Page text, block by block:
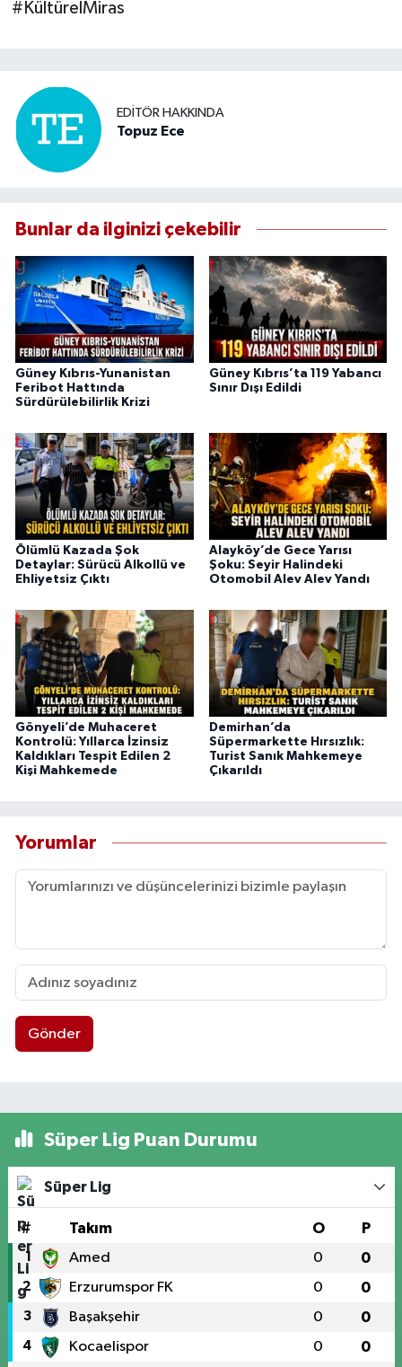
#KültürelMiras
EDITÖR HAKKINDA
Topuz Ece
Bunlar da ilginizi çekebilir
Güney Kıbrıs-Yunanistan
Feribot Hattında
Sürdürülebilirlik Krizi
Güney Kıbrıs’ta 119 Yabancı
Sınır Dışı Edildi
Ölümlü Kazada Şok
Detaylar: Sürücü Alkollü ve
Ehliyetsiz Çıktı
Alayköy’de Gece Yarısı
Şoku: Seyir Halindeki
Otomobil Alev Alev Yandı
Gönyeli’de Muhaceret
Kontrolü: Yıllarca İzinsiz
Kaldıkları Tespit Edilen 2
Kişi Mahkemede
Demirhan’da
Süpermarkette Hırsızlık:
Turist Sanık Mahkemeye
Çıkarıldı
Yorumlar
Gönder
Süper Lig Puan Durumu
Süper Lig
# Takım O P
1 Amed 0 0
2 Erzurumspor FK 0 0
3 Başakşehir 0 0
4 Kocaelispor 0 0